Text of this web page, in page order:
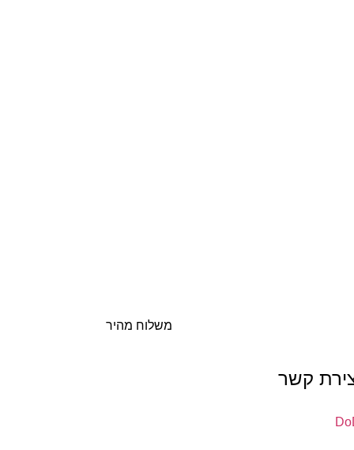
משלוח מהיר
קשר